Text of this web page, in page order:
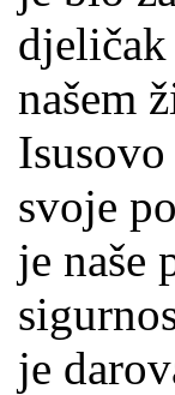
našem
svoje
je naše
je